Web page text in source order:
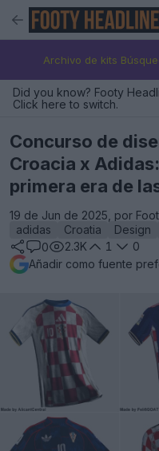
Archivo de kits
Did you know? Footy
Click here to switch.
Concurso de
Croacia x
primera era de
19 de Jun de 2025, por
adidas
Croatia Design
0
2.3K 1
0
Añadir como fuente